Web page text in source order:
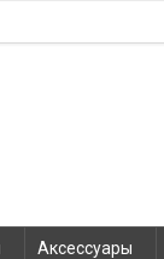
Аксессуары